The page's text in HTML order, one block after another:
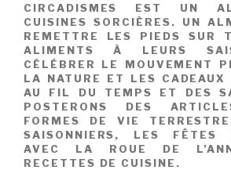
CIRCADISMES EST UN
CUISINES SORCIÈRES. UN
REMETTRE LES PIEDS SUR
ALIMENTS À LEURS
CÉLÉBRER LE MOUVEMENT
LA NATURE ET LES
AU FIL DU TEMPS ET DES
POSTERONS DES
FORMES DE VIE
SAISONNIERS, LES FÊTES
AVEC LA ROUE DE
RECETTES DE CUISINE.